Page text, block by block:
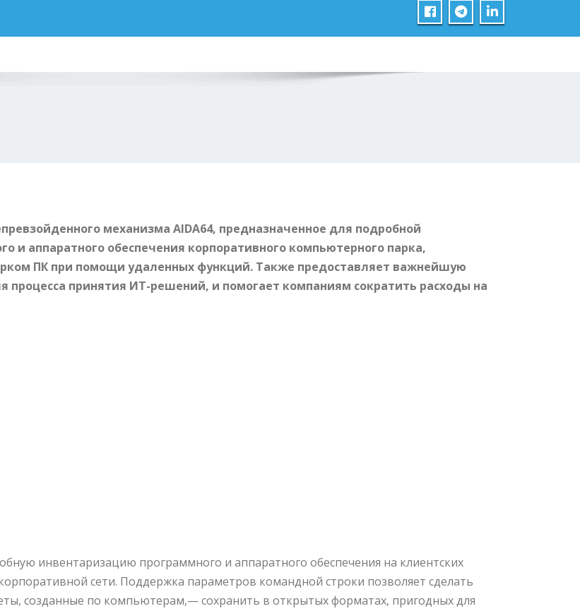
механизма AIDA64, предназначенное для подробной
и аппаратного обеспечения корпоративного компьютерного парка,
ПК при помощи удаленных функций. Также предоставляет важнейшую
процесса принятия ИТ-решений, и помогает компаниям сократить расходы на
инвентаризацию программного и аппаратного обеспечения на клиентских
сети. Поддержка параметров командной строки позволяет сделать
созданные по компьютерам,— сохранить в открытых форматах, пригодных для